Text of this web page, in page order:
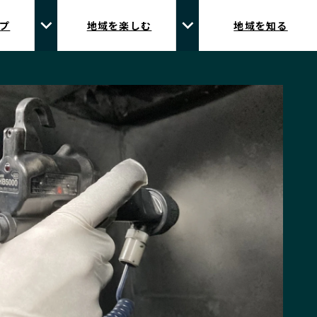
地域を楽しむ 地域を知る